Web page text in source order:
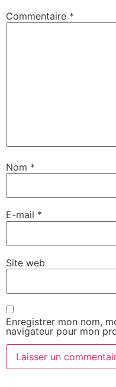
Commentaire *
Nom *
E-mail *
Site web
Enregistrer mon nom,
navigateur pour mon